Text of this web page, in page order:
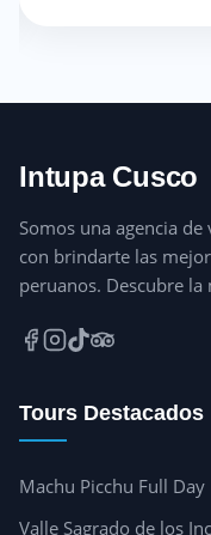
Intupa Cusco
Somos una agencia
con brindarte las
peruanos. Descubre
Tours Destacados
Machu Picchu Full Day
Valle Sagrado de los